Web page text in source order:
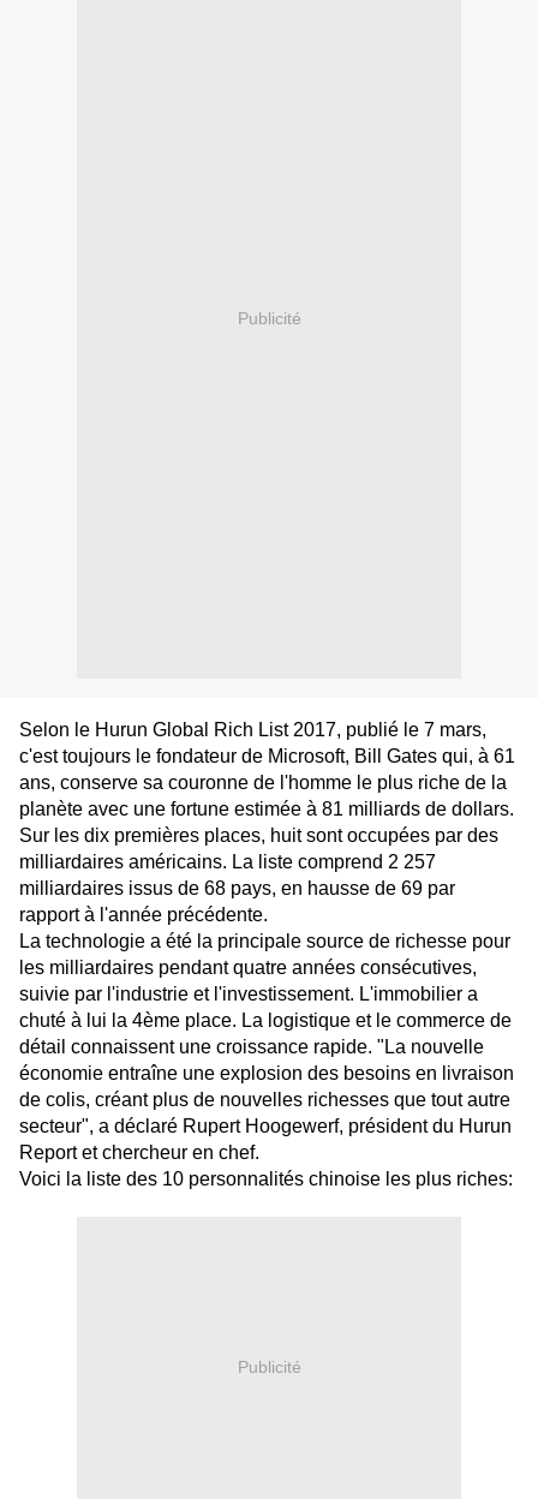
Publicité
Selon le Hurun Global Rich List 2017, publié le 7 mars,
c'est toujours le fondateur de Microsoft, Bill Gates qui, à 61
ans, conserve sa couronne de l'homme le plus riche de la
planète avec une fortune estimée à 81 milliards de dollars.
Sur les dix premières places, huit sont occupées par des
milliardaires américains. La liste comprend 2 257
milliardaires issus de 68 pays, en hausse de 69 par
rapport à l'année précédente.
La technologie a été la principale source de richesse pour
les milliardaires pendant quatre années consécutives,
suivie par l'industrie et l'investissement. L'immobilier a
chuté à lui la 4ème place. La logistique et le commerce de
détail connaissent une croissance rapide. "La nouvelle
économie entraîne une explosion des besoins en livraison
de colis, créant plus de nouvelles richesses que tout autre
secteur", a déclaré Rupert Hoogewerf, président du Hurun
Report et chercheur en chef.
Voici la liste des 10 personnalités chinoise les plus riches:
Publicité